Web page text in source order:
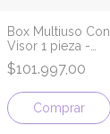
Box Multiuso Con
Visor 1 pieza -
Apertura Frontal -
34x26x9cm -
LÍNEA ECO
KRAFT
$101.997,00
Comprar